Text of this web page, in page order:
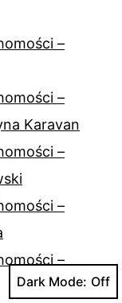
–
–
Karavan
–
–
–
Dark Mode: